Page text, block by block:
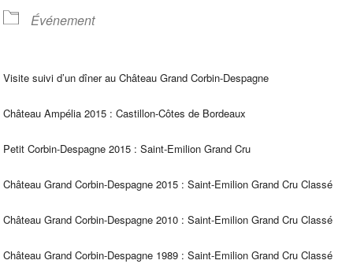
Événement
Visite suivi d’un dîner au Château Grand Corbin-Despagne
Château Ampélia 2015 : Castillon-Côtes de Bordeaux
Petit Corbin-Despagne 2015 : Saint-Emilion Grand Cru
Château Grand Corbin-Despagne 2015 : Saint-Emilion Grand Cru Classé
Château Grand Corbin-Despagne 2010 : Saint-Emilion Grand Cru Classé
Château Grand Corbin-Despagne 1989 : Saint-Emilion Grand Cru Classé